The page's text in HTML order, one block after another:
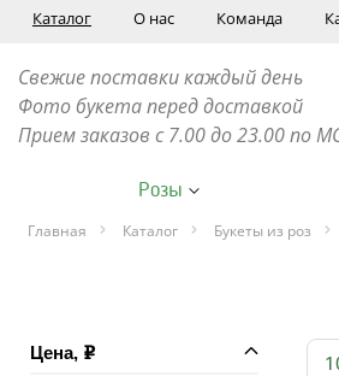
Каталог О нас Команда
Свежие поставки каждый день
Фото букета перед доставкой
Прием заказов с 7.00 до 23.00 по
Розы
Главная Каталог Букеты из роз
Цена,